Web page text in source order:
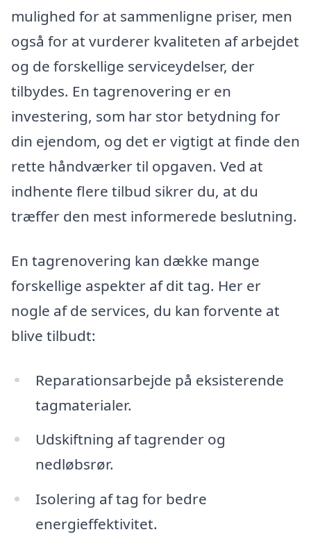
mulighed for at sammenligne priser, men
også for at vurderer kvaliteten af arbejdet
og de forskellige serviceydelser, der
tilbydes. En tagrenovering er en
investering, som har stor betydning for
din ejendom, og det er vigtigt at finde den
rette håndværker til opgaven. Ved at
indhente flere tilbud sikrer du, at du
træffer den mest informerede beslutning.
En tagrenovering kan dække mange
forskellige aspekter af dit tag. Her er
nogle af de services, du kan forvente at
blive tilbudt:
Reparationsarbejde på eksisterende
tagmaterialer.
Udskiftning af tagrender og
nedløbsrør.
Isolering af tag for bedre
energieffektivitet.